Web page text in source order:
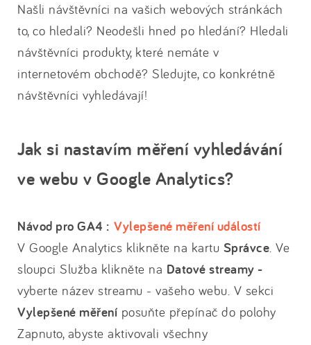
Našli návštěvníci na vašich webových stránkách
to, co hledali? Neodešli hned po hledání? Hledali
návštěvníci produkty, které nemáte v
internetovém obchodě? Sledujte, co konkrétně
návštěvníci vyhledávají!
Jak si nastavím měření vyhledávání
ve webu v Google Analytics?
Návod pro GA4 : Vylepšené měření událostí
V Google Analytics klikněte na kartu Správce. Ve
sloupci Služba klikněte na Datové streamy -
vyberte název streamu - vašeho webu. V sekci
Vylepšené měření posuňte přepínač do polohy
Zapnuto, abyste aktivovali všechny